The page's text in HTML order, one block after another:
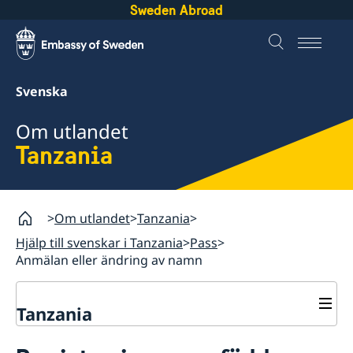
Sweden Abroad
Svenska
Om utlandet
Tanzania
Om utlandet Tanzania
Hjälp till svenskar i Tanzania Pass
Anmälan eller ändring av namn
Tanzania